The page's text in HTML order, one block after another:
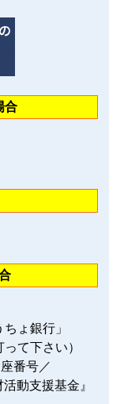
合
ょ銀行」
て下さい）
番号／
動支援基金』